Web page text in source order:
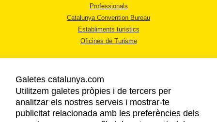
Professionals
Catalunya Convention Bureau
Establiments turístics
Oficines de Turisme
AVÍS LEGAL
Galetes catalunya.com
Utilitzem galetes pròpies i de tercers per
analitzar els nostres serveis i mostrar-te
publicitat relacionada amb les preferències dels